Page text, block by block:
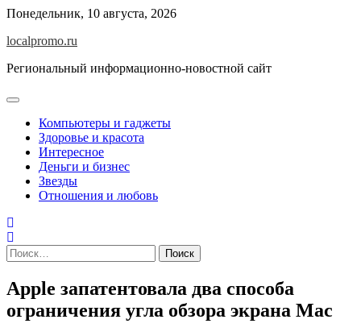
Перейти
содержимому
Понедельник, 10 августа, 2026
localpromo.ru
Региональный информационно-новостной сайт
Компьютеры и гаджеты
Здоровье и красота
Интересное
Деньги и бизнес
Звезды
Отношения и любовь
Найти:
Apple запатентовала два способа
ограничения угла обзора экрана Mac